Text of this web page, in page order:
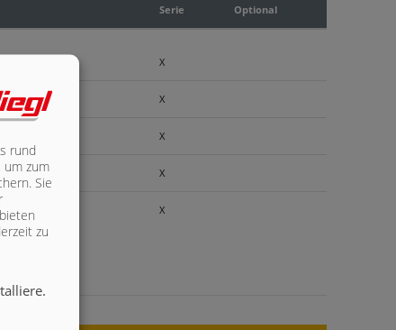
Serie Optional
X
X
X
X
X
rund
um zum
Sie
zu